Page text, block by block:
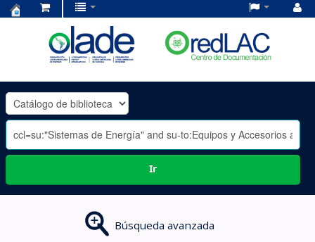
OLADE
-
Ir
Búsqueda avanzada